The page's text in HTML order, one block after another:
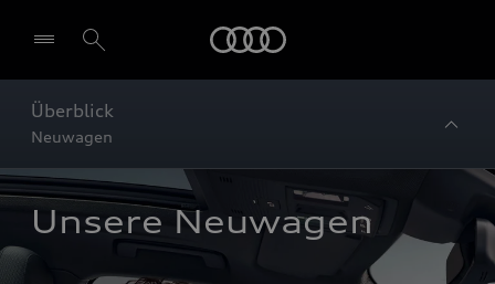
Überblick
Neuwagen
Unsere Neuwagen